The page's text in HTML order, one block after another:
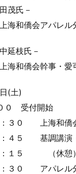
－
レル分科会長
氏－
事・愛可喜国
(土)
付開始
海和僑会
調講演（質
（休憩）
パレル分科